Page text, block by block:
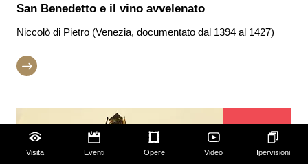
Visita Eventi Opere Video Ipervisioni
San Benedetto e il vino avvelenato
Niccolò di Pietro (Venezia, documentato dal 1394 al 1427)